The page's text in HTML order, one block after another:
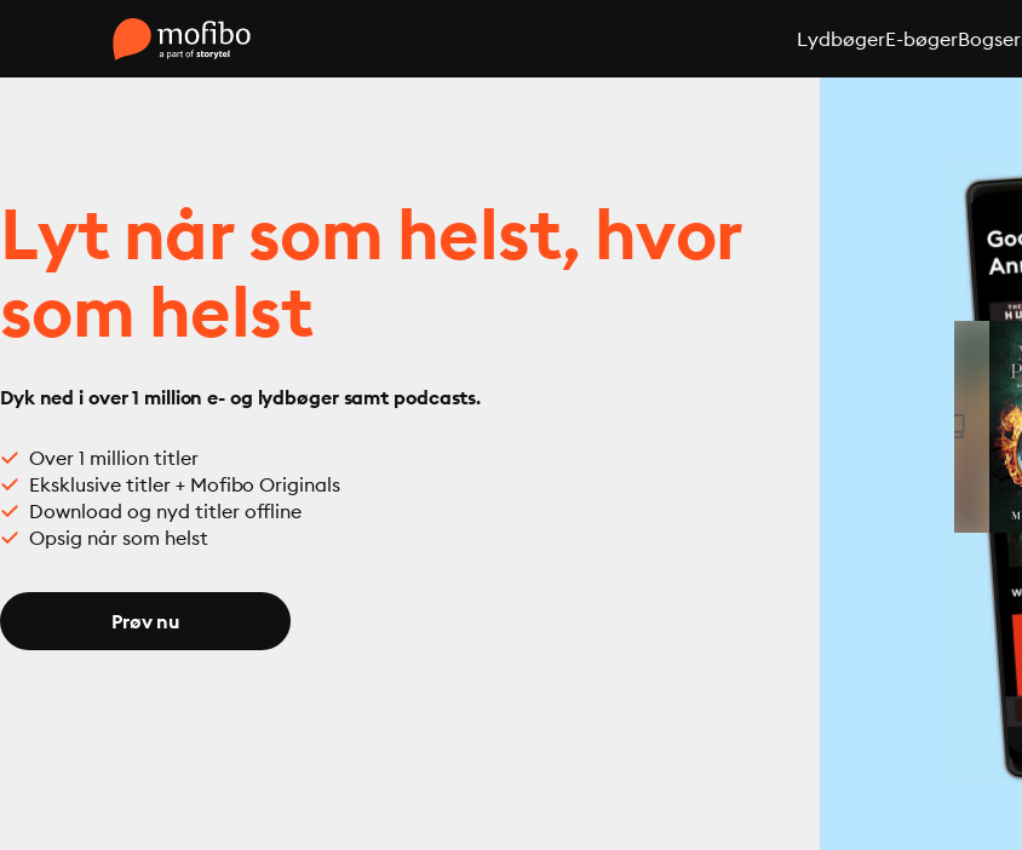
LydbøgerE-bøger
Lyt når som helst, hvor
som helst
Dyk ned i over 1 million e- og lydbøger samt podcasts.
Over 1 million titler
Eksklusive titler + Mofibo Originals
Download og nyd titler offline
Opsig når som helst
Prøv nu